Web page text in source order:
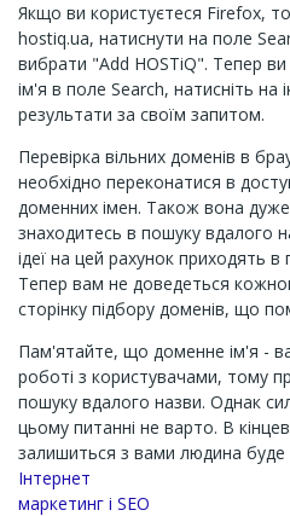
Якщо ви користуєтеся Firefox,
hostiq.ua, натиснути на поле
вибрати "Add HOSTiQ". Тепер
ім'я в поле Search, натисніть на
результати за своїм запитом.
Перевірка вільних доменів в
необхідно переконатися в
доменних імен. Також вона
знаходитесь в пошуку вдалого
ідеї на цей рахунок приходять
Тепер вам не доведеться
сторінку підбору доменів, що
Пам'ятайте, що доменне ім'я -
роботі з користувачами, тому
пошуку вдалого назви. Однак
цьому питанні не варто. В
залишиться з вами людина буде
Channel
Інтернет
маркетинг і SEO